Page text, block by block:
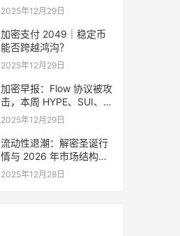
2025年12月29日
加密支付 2049｜稳定币
能否跨越鸿沟？
2025年12月29日
加密早报：Flow 协议被攻
击，本周 HYPE、SUI、
EIGEN 等代币将迎来大额
2025年12月29日
流动性退潮：解密圣诞行
情与 2026 年市场结构转
向
2025年12月28日